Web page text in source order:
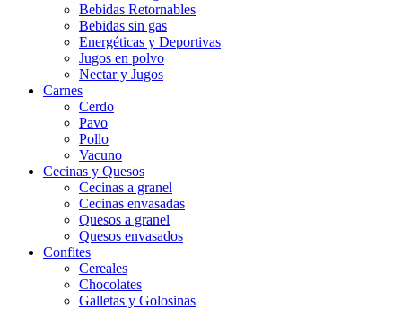
Bebidas Retornables
Bebidas sin gas
Energéticas y Deportivas
Jugos en polvo
Nectar y Jugos
Carnes
Cerdo
Pavo
Pollo
Vacuno
Cecinas y Quesos
Cecinas a granel
Cecinas envasadas
Quesos a granel
Quesos envasados
Confites
Cereales
Chocolates
Galletas y Golosinas